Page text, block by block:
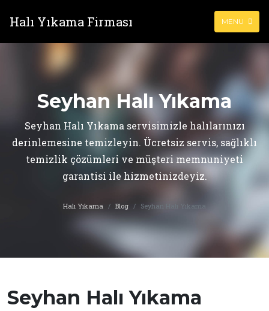
Halı Yıkama Firması MENU
Seyhan Halı Yıkama
Seyhan Halı Yıkama servisimizle halılarınızı
derinlemesine temizleyin. Ücretsiz servis, sağlıklı
temizlik çözümleri ve müşteri memnuniyeti
garantisi ile hizmetinizdeyiz.
Halı Yıkama Blog Seyhan Halı Yıkama
Seyhan Halı Yıkama